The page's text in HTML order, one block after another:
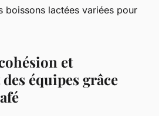
boissons lactées variées pour
et
équipes grâce